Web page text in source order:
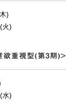
)
火)
欲重視型(第3期)>
水)